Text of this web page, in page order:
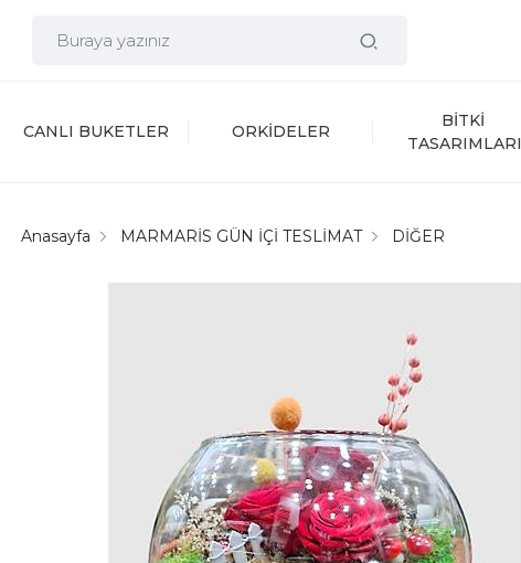
CANLI BUKETLER ORKİDELER
BİTKİ
TASARIMLARI
Anasayfa MARMARİS GÜN İÇİ TESLİMAT DİĞER